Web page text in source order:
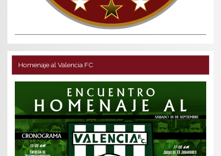
Homenaje al Valencia FC